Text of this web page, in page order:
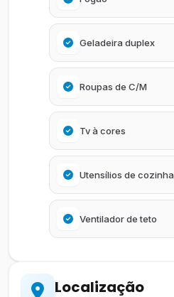
Geladeira duplex
Roupas de C/M
Tv à cores
Utensílios de cozinha
Ventilador de teto
Localização